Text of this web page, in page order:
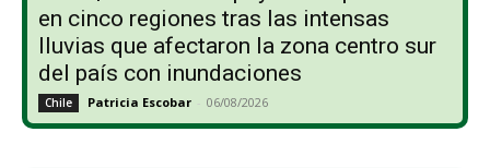
en cinco regiones tras las intensas
lluvias que afectaron la zona centro sur
del país con inundaciones
Chile Patricia Escobar - 06/08/2026